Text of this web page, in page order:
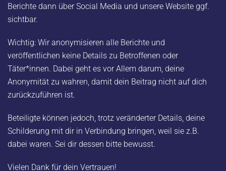
Berichte dann über Social Media und unsere Website ggf.
sichtbar.
Wichtig: Wir anonymisieren alle Berichte und
veröffentlichen keine Details zu Betroffenen oder
Täter*innen. Dabei geht es vor Allem darum, deine
Anonymität zu wahren, damit dein Beitrag nicht auf dich
zurückzuführen ist.
Beteiligte können jedoch, trotz veränderter Details, deine
Schilderung mit dir in Verbindung bringen, weil sie z.B.
dabei waren. Sei dir dessen bitte bewusst.
Vielen Dank für dein Vertrauen!